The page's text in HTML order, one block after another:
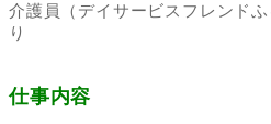
介護員（デイサービスフレンド
り
仕事内容